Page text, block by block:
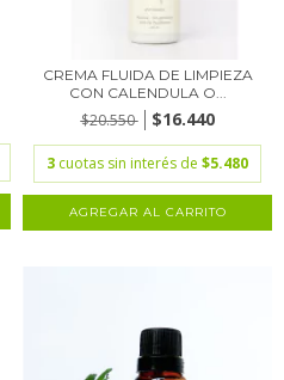
CREMA FLUIDA DE LIMPIEZA
CON CALENDULA O...
$20.550 $16.440
3 cuotas sin interés de $5.480